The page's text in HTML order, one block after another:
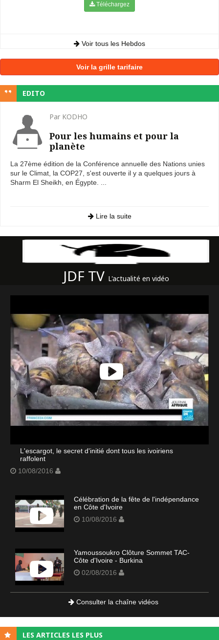
Téléchargez
Voir tous les Hebdos
Voir la grille tarifaire
EDITO
Par KODHO
Pour les humains et pour la
planète
La 27ème édition de la Conférence annuelle des Nations unies
sur le Climat, la COP27, s'est ouverte il y a quelques jours à
Sharm El Sheikh, en Égypte. ...
Lire la suite
JDF TV L'actualité en vidéo
L'escargot, le secret d'initié dont tous les ivoiriens
raffolent
10/08/2016
Célébration de la fête de l'indépendance
en Côte d'Ivoire
10/08/2016
Yamoussoukro Clôture Sommet TAC-
Côte d'Ivoire - Burkina
02/08/2016
Consulter la chaîne vidéos
LES ARTICLES LES PLUS